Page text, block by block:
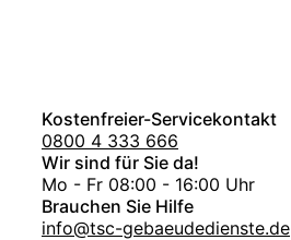
Kostenfreier-Servicekontakt
0800 4 333 666
Wir sind für Sie da!
Mo - Fr 08:00 - 16:00 Uhr
Brauchen Sie Hilfe
info@tsc-gebaeudedienste.de